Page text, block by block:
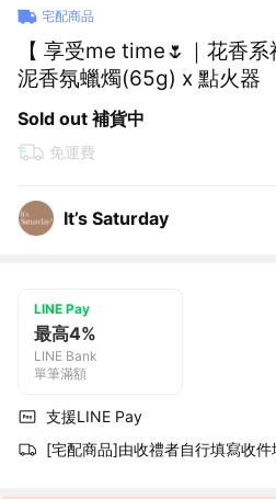
宅配商品
【 享受me time🌷｜花香
泥香氛蠟燭(65g) x 點火器
Sold out 補貨中
免運費
It’s Saturday
LINE Pay
最高4%
LINE Bank
單筆滿額
支援LINE Pay
[宅配商品]由收禮者自行填寫收件